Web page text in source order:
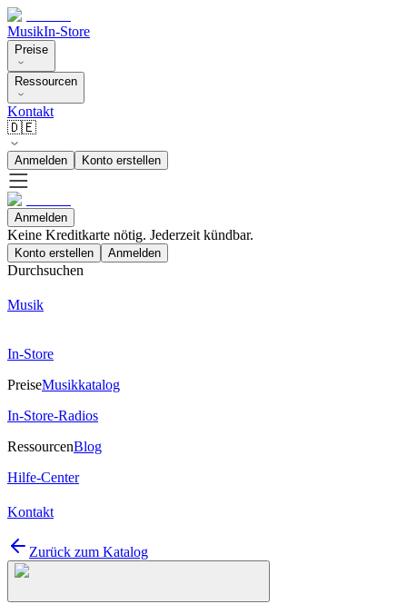
MusikIn-Store
Preise
Ressourcen
Kontakt
🇩🇪
Anmelden Konto erstellen
Anmelden
Keine Kreditkarte nötig. Jederzeit kündbar.
Konto erstellen Anmelden
Durchsuchen
Musik
In-Store
PreiseMusikkatalog
In-Store-Radios
RessourcenBlog
Hilfe-Center
Kontakt
Zurück zum Katalog